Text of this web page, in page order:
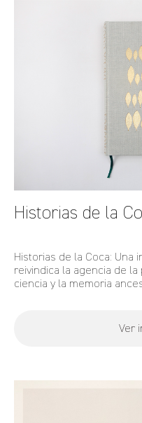
Historias de la
Historias de la Coca: Una
reivindica la agencia de
ciencia y la memoria
Ver